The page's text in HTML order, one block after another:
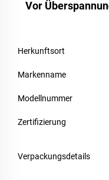
Vor
Herkunftsort
Markenname
Modellnummer
Zertifizierung
Verpackungsdetails